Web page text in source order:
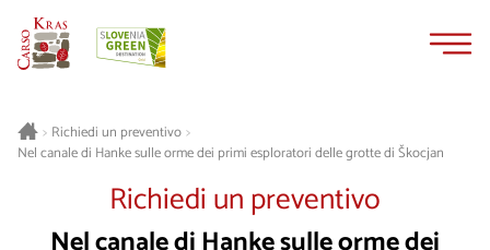
> Richiedi un preventivo>
Nel canale di Hanke sulle orme dei primi esploratori delle grotte di Škocjan
Richiedi un preventivo